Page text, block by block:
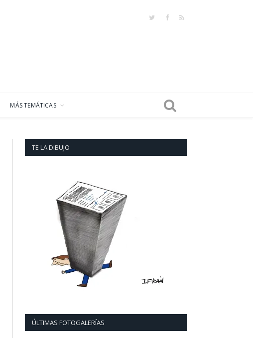
TwitterFacebook
RSS
MÁS TEMÁTICAS
TE LA DIBUJO
ÚLTIMAS FOTOGALERÍAS